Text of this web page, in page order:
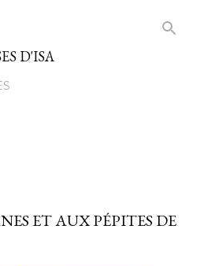
D'ISA
ET AUX PÉPITES DE